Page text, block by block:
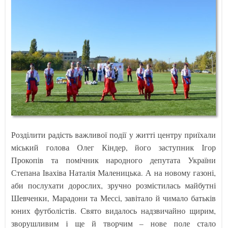
Розділити радість важливої події у житті центру приїхали
міський голова Олег Кіндер, його заступник Ігор
Прокопів та помічник народного депутата України
Степана Івахіва Наталія Маленицька. А на новому газоні,
аби послухати дорослих, зручно розмістилась майбутні
Шевченки, Марадони та Мессі, завітало й чимало батьків
юних футболістів. Свято видалось надзвичайно щирим,
зворушливим і ще й творчим – нове поле стало